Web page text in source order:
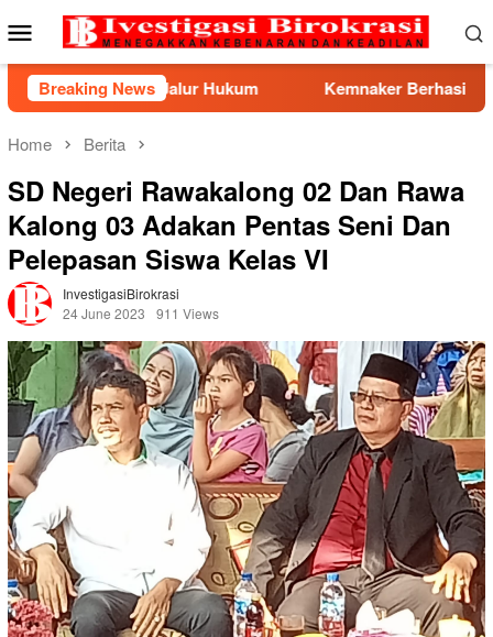
to
Mobile
Menu
Breaking News
Jalur Hukum Kemnaker Berhasil Mediasi
Home Berita
SD Negeri Rawakalong 02 Dan Rawa
Kalong 03 Adakan Pentas Seni Dan
Pelepasan Siswa Kelas VI
InvestigasiBirokrasi
24 June 2023
911 Views